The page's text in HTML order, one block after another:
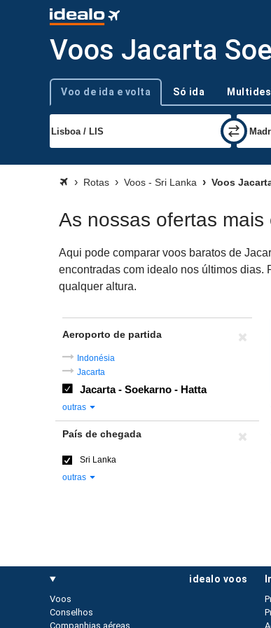
Voos Jacarta
Tipo de viagem
Voo de ida e volta Só ida
Rotas Voos - Sri Lanka Voos
As nossas ofertas
Aqui pode comparar voos baratos de
encontradas com idealo nos últimos dias.
qualquer altura.
Aeroporto de partida
Indonésia
Jacarta
Jacarta - Soekarno - Hatta
outras
País de chegada
Sri Lanka
outras
idealo voos
Voos
Conselhos
Companhias aéreas